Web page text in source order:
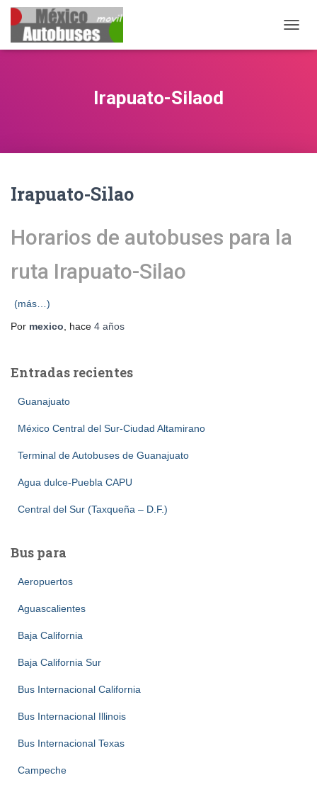
Irapuato-Silaod
Irapuato-Silao
Horarios de autobuses para la
ruta Irapuato-Silao
(más…)
Por mexico , hace 4 años
Entradas recientes
Guanajuato
México Central del Sur-Ciudad Altamirano
Terminal de Autobuses de Guanajuato
Agua dulce-Puebla CAPU
Central del Sur (Taxqueña – D.F.)
Bus para
Aeropuertos
Aguascalientes
Baja California
Baja California Sur
Bus Internacional California
Bus Internacional Illinois
Bus Internacional Texas
Campeche